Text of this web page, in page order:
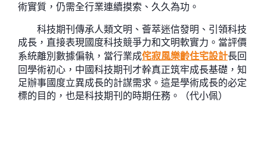
術實質，仍需全行業連續摸索、久久為功。
科技期刊傳承人類文明、薈萃迷信發明、引領科技
成長，直接表現國度科技競爭力和文明軟實力。當評價
系統離別數據偏執，當行業成侘寂風樂齡住宅設計長回
回學術初心，中國科技期刊才幹真正筑牢成長基礎，知
足辦事國度立異成長的計謀需求。這是學術成長的必定
標的目的，也是科技期刊的時期任務。（代小佩）